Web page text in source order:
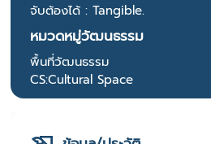
จับต้องได้ : Tangible.
หมวดหมู่วัฒนธรรม
พื้นที่วัฒนธรรม
CS:Cultural Space